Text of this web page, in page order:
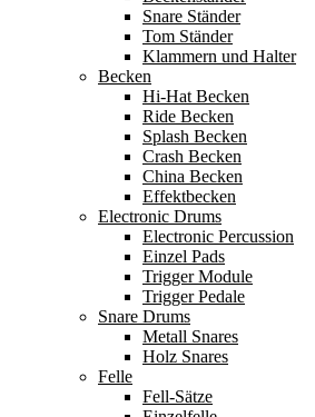
Snare Ständer
Tom Ständer
Klammern und Halter
Becken
Hi-Hat Becken
Ride Becken
Splash Becken
Crash Becken
China Becken
Effektbecken
Electronic Drums
Electronic Percussion
Einzel Pads
Trigger Module
Trigger Pedale
Snare Drums
Metall Snares
Holz Snares
Felle
Fell-Sätze